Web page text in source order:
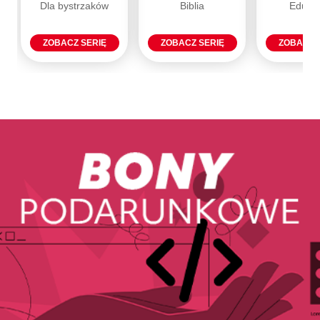
Dla bystrzaków
ZOBACZ SERIĘ
Biblia
ZOBACZ SERIĘ ZOBACZ